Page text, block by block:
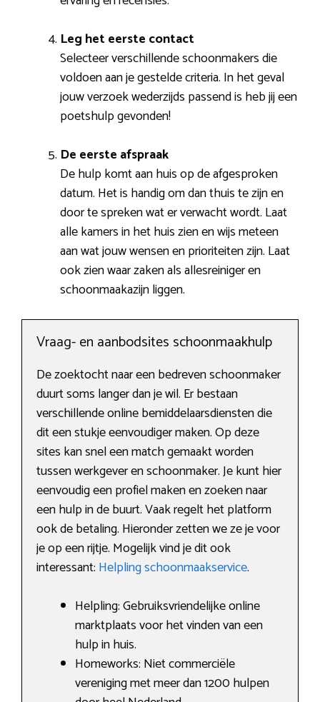
Leg het eerste contact
Selecteer verschillende schoonmakers die
voldoen aan je gestelde criteria. In het geval
jouw verzoek wederzijds passend is heb jij een
poetshulp gevonden!
De eerste afspraak
De hulp komt aan huis op de afgesproken
datum. Het is handig om dan thuis te zijn en
door te spreken wat er verwacht wordt. Laat
alle kamers in het huis zien en wijs meteen
aan wat jouw wensen en prioriteiten zijn. Laat
ook zien waar zaken als allesreiniger en
schoonmaakazijn liggen.
Vraag- en aanbodsites schoonmaakhulp
De zoektocht naar een bedreven schoonmaker
duurt soms langer dan je wil. Er bestaan
verschillende online bemiddelaarsdiensten die
dit een stukje eenvoudiger maken. Op deze
sites kan snel een match gemaakt worden
tussen werkgever en schoonmaker. Je kunt hier
eenvoudig een profiel maken en zoeken naar
een hulp in de buurt. Vaak regelt het platform
ook de betaling. Hieronder zetten we ze je voor
je op een rijtje. Mogelijk vind je dit ook
interessant: Helpling schoonmaakservice.
Helpling: Gebruiksvriendelijke online
marktplaats voor het vinden van een
hulp in huis.
Homeworks: Niet commerciële
vereniging met meer dan 1200 hulpen